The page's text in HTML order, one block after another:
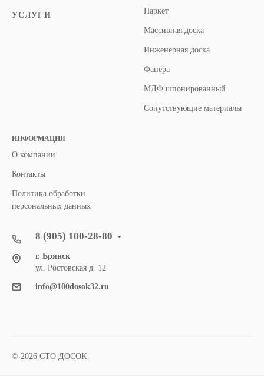
УСЛУГИ Паркет
Массивная доска
Инженерная доска
Фанера
МДФ шпонированный
Сопутствующие материалы
ИНФОРМАЦИЯ
О компании
Контакты
Политика обработки
персональных данных
8 (905) 100-28-80
г. Брянск
ул. Ростовская д. 12
info@100dosok32.ru
© 2026 СТО ДОСОК